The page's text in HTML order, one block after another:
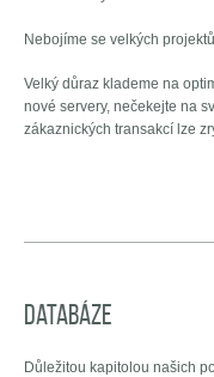
Nebojíme se velkých
Velký důraz klademe na
nové servery, nečekejte na
zákaznických transakcí lze
Databáze
Důležitou kapitolou našich